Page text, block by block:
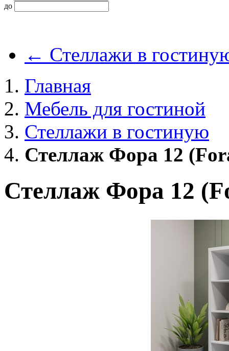
до
← Стеллажи в
Главная
Мебель для гостиной
Стеллажи в гостиную
Стеллаж Фора 12
Стеллаж Фора 12